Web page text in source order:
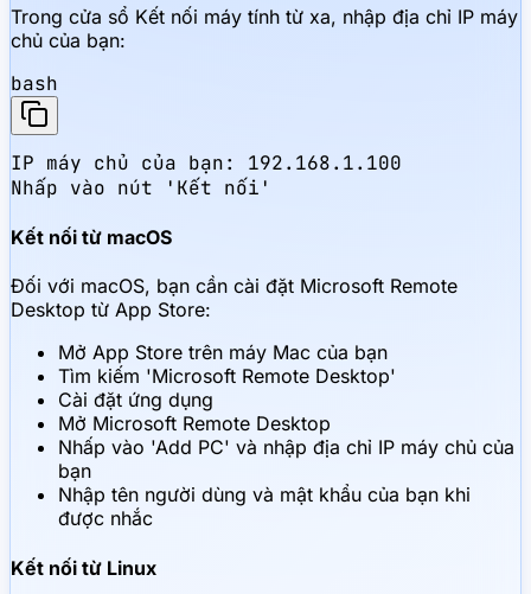
Trong cửa sổ Kết nối máy tính từ xa, nhập địa chỉ IP máy
chủ của bạn:
bash
IP máy chủ của bạn: 192.168.1.100
Nhấp vào nút 'Kết nối'
Kết nối từ macOS
Đối với macOS, bạn cần cài đặt Microsoft Remote
Desktop từ App Store:
Mở App Store trên máy Mac của bạn
Tìm kiếm 'Microsoft Remote Desktop'
Cài đặt ứng dụng
Mở Microsoft Remote Desktop
Nhấp vào 'Add PC' và nhập địa chỉ IP máy chủ của
bạn
Nhập tên người dùng và mật khẩu của bạn khi
được nhắc
Kết nối từ Linux